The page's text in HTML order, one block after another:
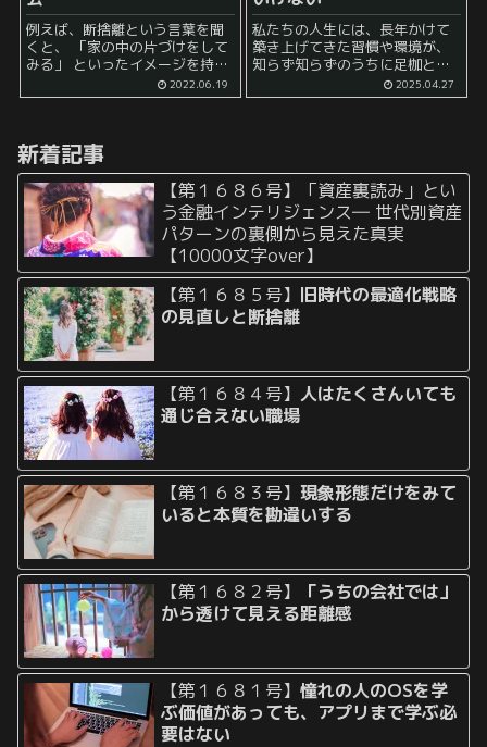
例えば、断捨離という言葉を聞
くと、 「家の中の片づけをして
みる」 といったイメージを持っ
ている人が多いのではないか、
と思われます。 実際に、家の中
あ...
2022.06.19
私たちの人生には、長年かけて
築き上げてきた習慣や環境が、
知らず知らずのうちに足枷とな
る局面が訪れます。快適さや当
たり前と感じているものが、あ
る成長や...
2025.04.27
新着記事
【第１６８６号】「資産裏読み」とい
う金融インテリジェンス― 世代別資産
パターンの裏側から見えた真実
【10000文字over】
【第１６８５号】 旧時代の最適化戦略
の見直しと断捨離
【第１６８４号】人はたくさんいても
通じ合えない職場
【第１６８３号】現象形態だけをみて
いると本質を勘違いする
【第１６８２号】
「うちの会社では」
から透けて見える距離感
【第１６８１号】憧れの人のOSを学
ぶ価値があっても、アプリまで学ぶ必
要はない